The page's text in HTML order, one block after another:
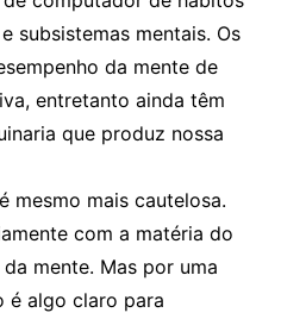
subsistemas mentais. Os
da mente de
entretanto ainda têm
que produz nossa
mesmo mais cautelosa.
com a matéria do
mente. Mas por uma
é algo claro para